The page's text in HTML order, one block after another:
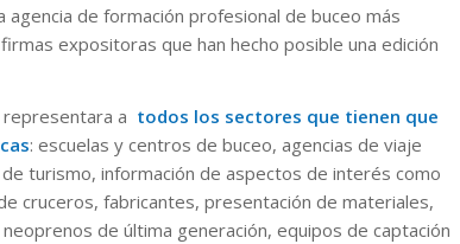
agencia de formación profesional de buceo más
expositoras que han hecho posible una edición
representara a todos los sectores que tienen que
: escuelas y centros de buceo, agencias de viaje
turismo, información de aspectos de interés como
cruceros, fabricantes, presentación de materiales,
de última generación, equipos de captación